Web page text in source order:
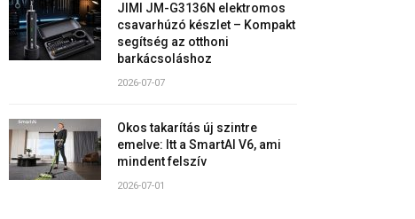
JIMI JM-G3136N elektromos
csavarhúzó készlet – Kompakt
segítség az otthoni
barkácsoláshoz
2026-07-07
Okos takarítás új szintre
emelve: Itt a SmartAI V6, ami
mindent felszív
2026-07-01